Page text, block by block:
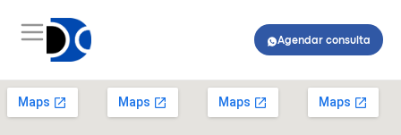
Agendar consulta